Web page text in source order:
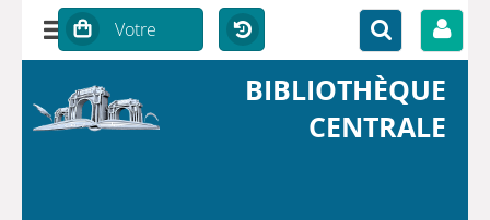
BIBLIOTHÈQUE
CENTRALE